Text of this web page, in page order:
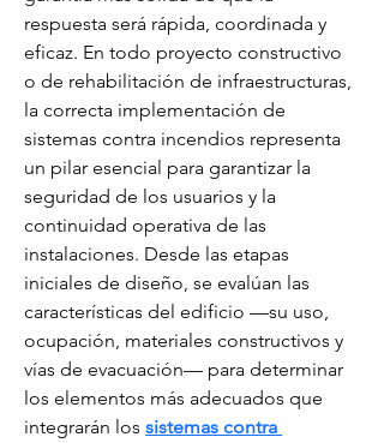
respuesta será rápida, coordinada y
eficaz. En todo proyecto constructivo
o de rehabilitación de infraestructuras,
la correcta implementación de
sistemas contra incendios representa
un pilar esencial para garantizar la
seguridad de los usuarios y la
continuidad operativa de las
instalaciones. Desde las etapas
iniciales de diseño, se evalúan las
características del edificio —su uso,
ocupación, materiales constructivos y
vías de evacuación— para determinar
los elementos más adecuados que
integrarán los sistemas contra